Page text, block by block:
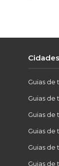
Guias de
Guias de
Guias de
Guias de
Guias de
Guias de